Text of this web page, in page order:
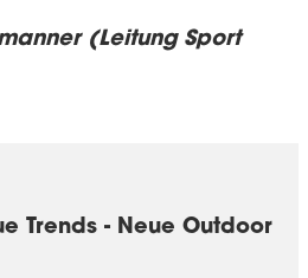
(Leitung Sport
Trends - Neue Outdoor